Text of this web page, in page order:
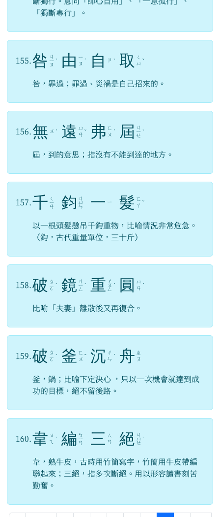
「獨斷專行」。
155. 咎 ㄐ
ㄧ
ㄡ
ˋ 由 ㄧ
ㄡ ˊ 自 ㄗ ˋ 取
ㄑ
ㄩ ˇ
咎，罪過；罪過、災禍是自己招來的。
156. 無 ㄨ ˊ 遠 ㄩ
ㄢ ˇ 弗 ㄈ
ㄨ ˊ 屆 ㄐ
ㄧ
ㄝ
ˋ
屆，到的意思；指沒有不能到達的地方。
157. 千 ㄑ
ㄧ
ㄢ 鈞 ㄐ
ㄩ
ㄣ 一 ㄧ 髮 ㄈ
ㄚ ˇ
以一根頭髮懸吊千鈞重物，比喻情況非常危急。
（鈞，古代重量單位，三十斤）
158. 破 ㄆ
ㄛ ˋ 鏡 ㄐ
ㄧ
ㄥ
ˋ 重 ㄔ
ㄨ
ㄥ
ˊ 圓
ㄩ
ㄢ ˊ
比喻「夫妻」離散後又再復合。
159. 破 ㄆ
ㄛ ˋ 釜 ㄈ
ㄨ ˇ 沉 ㄔ
ㄣ ˊ 舟 ㄓ
ㄡ
釜，鍋；比喻下定決心 ，只以一次機會就達到成
功的目標，絕不留後路。
160. 韋 ㄨ
ㄟ
ˊ 編 ㄅ
ㄧ
ㄢ 三 ㄙ
ㄢ
絕 ㄐ
ㄩ
ㄝ
ˊ
韋，熟牛皮，古時用竹簡寫字，竹簡用牛皮帶編
聯起來；三絕，指多次斷絕。用以形容讀書刻苦
勤奮。